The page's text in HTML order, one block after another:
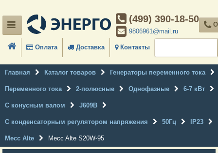
(499) 390-18-50
9806961@mail.ru
Оплата Доставка Контакты
Главная Каталог товаров Генераторы переменного тока
Переменного тока 2-полюсные Однофазные 6-7 кВт
С конусным валом J609B
С конденсаторным регулятором напряжения 50Гц IP23
Mecc Alte Mecc Alte S20W-95